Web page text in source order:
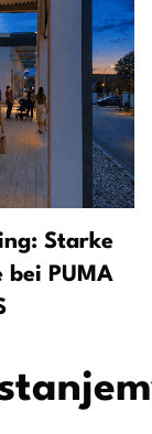
Starke
bei PUMA